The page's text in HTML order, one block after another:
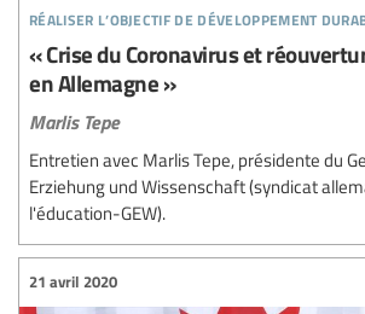
réaliser l’objectif de développement
« Crise du Coronavirus et
en Allemagne »
Marlis Tepe
Entretien avec Marlis Tepe, présidente du
Erziehung und Wissenschaft (syndicat
l'éducation-GEW).
21 avril 2020